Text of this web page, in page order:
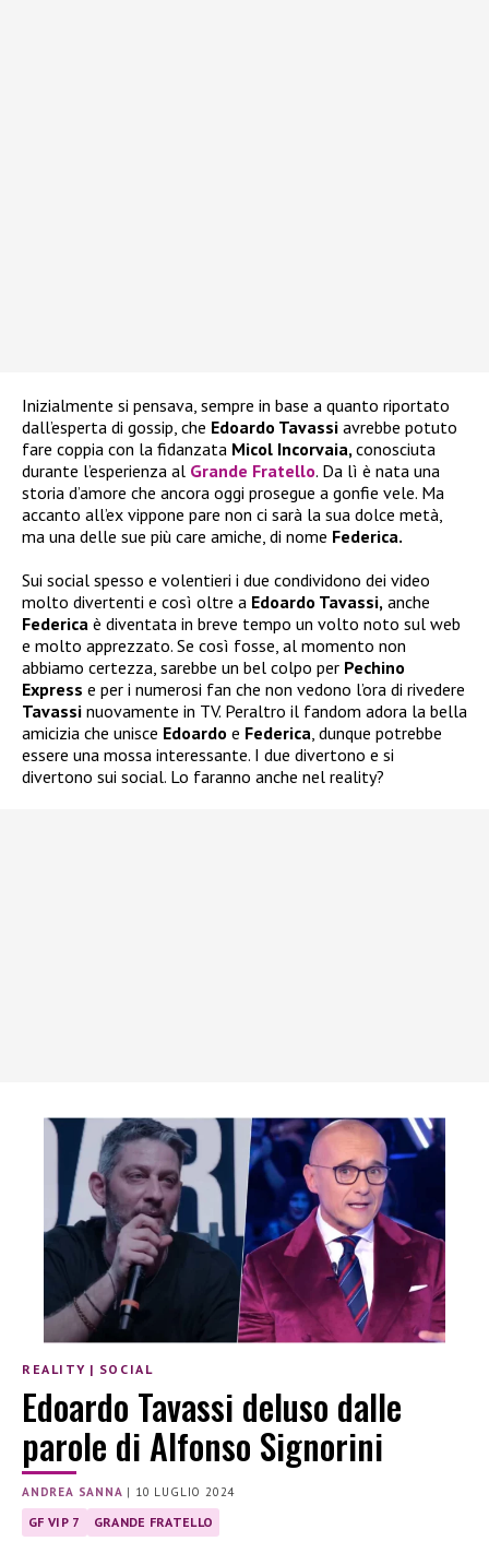
Inizialmente si pensava, sempre in base a quanto riportato
dall’esperta di gossip, che Edoardo Tavassi avrebbe potuto
fare coppia con la fidanzata Micol Incorvaia, conosciuta
durante l’esperienza al Grande Fratello. Da lì è nata una
storia d’amore che ancora oggi prosegue a gonfie vele. Ma
accanto all’ex vippone pare non ci sarà la sua dolce metà,
ma una delle sue più care amiche, di nome Federica.
Sui social spesso e volentieri i due condividono dei video
molto divertenti e così oltre a Edoardo Tavassi, anche
Federica è diventata in breve tempo un volto noto sul web
e molto apprezzato. Se così fosse, al momento non
abbiamo certezza, sarebbe un bel colpo per Pechino
Express e per i numerosi fan che non vedono l’ora di rivedere
Tavassi nuovamente in TV. Peraltro il fandom adora la bella
amicizia che unisce Edoardo e Federica , dunque potrebbe
essere una mossa interessante. I due divertono e si
divertono sui social. Lo faranno anche nel reality?
REALITY | SOCIAL
Edoardo Tavassi deluso dalle
parole di Alfonso Signorini
ANDREA SANNA | 10 LUGLIO 2024
GF VIP 7 GRANDE FRATELLO